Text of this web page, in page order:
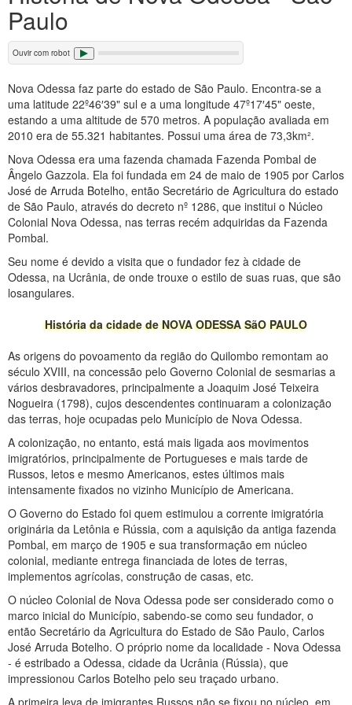
Paulo
Ouvir com robot
Nova Odessa faz parte do estado de São Paulo. Encontra-se a
uma latitude 22º46′39" sul e a uma longitude 47º17′45" oeste,
estando a uma altitude de 570 metros. A população avaliada em
2010 era de 55.321 habitantes. Possui uma área de 73,3km².
Nova Odessa era uma fazenda chamada Fazenda Pombal de
Ângelo Gazzola. Ela foi fundada em 24 de maio de 1905 por Carlos
José de Arruda Botelho, então Secretário de Agricultura do estado
de São Paulo, através do decreto nº 1286, que institui o Núcleo
Colonial Nova Odessa, nas terras recém adquiridas da Fazenda
Pombal.
Seu nome é devido a visita que o fundador fez à cidade de
Odessa, na Ucrânia, de onde trouxe o estilo de suas ruas, que são
losangulares.
História da cidade de NOVA ODESSA SãO PAULO
As origens do povoamento da região do Quilombo remontam ao
século XVIII, na concessão pelo Governo Colonial de sesmarias a
vários desbravadores, principalmente a Joaquim José Teixeira
Nogueira (1798), cujos descendentes continuaram a colonização
das terras, hoje ocupadas pelo Município de Nova Odessa.
A colonização, no entanto, está mais ligada aos movimentos
imigratórios, principalmente de Portugueses e mais tarde de
Russos, letos e mesmo Americanos, estes últimos mais
intensamente fixados no vizinho Município de Americana.
O Governo do Estado foi quem estimulou a corrente imigratória
originária da Letônia e Rússia, com a aquisição da antiga fazenda
Pombal, em março de 1905 e sua transformação em núcleo
colonial, mediante entrega financiada de lotes de terras,
implementos agrícolas, construção de casas, etc.
O núcleo Colonial de Nova Odessa pode ser considerado como o
marco inicial do Município, sabendo-se como seu fundador, o
então Secretário da Agricultura do Estado de São Paulo, Carlos
José Arruda Botelho. O próprio nome da localidade - Nova Odessa
- é estribado a Odessa, cidade da Ucrânia (Rússia), que
impressionou Carlos Botelho pelo seu traçado urbano.
A primeira leva de imigrantes Russos não se fixou no núcleo, em